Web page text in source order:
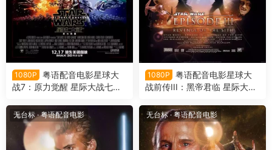
1080P
粤语配音电影星球大
战7：原力觉醒 星际大战七部
觉醒 Star Wars: The Force A
wakens
1080P
粤语配音电影星球大
战前传III：黑帝君临 星际大战
大战前传3：西斯的反击 Star
Wars: Episode III - Revenge
of the Sith
无台标·粤语配音电影 无台标·粤语配音电影